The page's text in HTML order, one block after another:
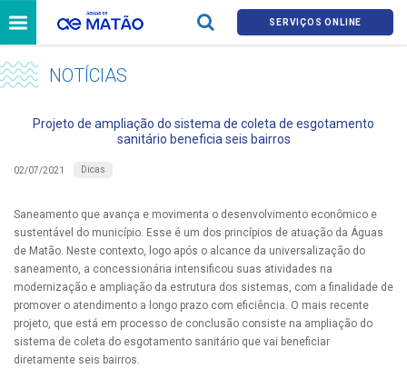
SERVIÇOS ONLINE
NOTÍCIAS
Projeto de ampliação do sistema de coleta de esgotamento
sanitário beneficia seis bairros
02/07/2021 Dicas
Saneamento que avança e movimenta o desenvolvimento econômico e
sustentável do município. Esse é um dos princípios de atuação da Águas
de Matão. Neste contexto, logo após o alcance da universalização do
saneamento, a concessionária intensificou suas atividades na
modernização e ampliação da estrutura dos sistemas, com a finalidade de
promover o atendimento a longo prazo com eficiência. O mais recente
projeto, que está em processo de conclusão consiste na ampliação do
sistema de coleta do esgotamento sanitário que vai beneficiar
diretamente seis bairros.